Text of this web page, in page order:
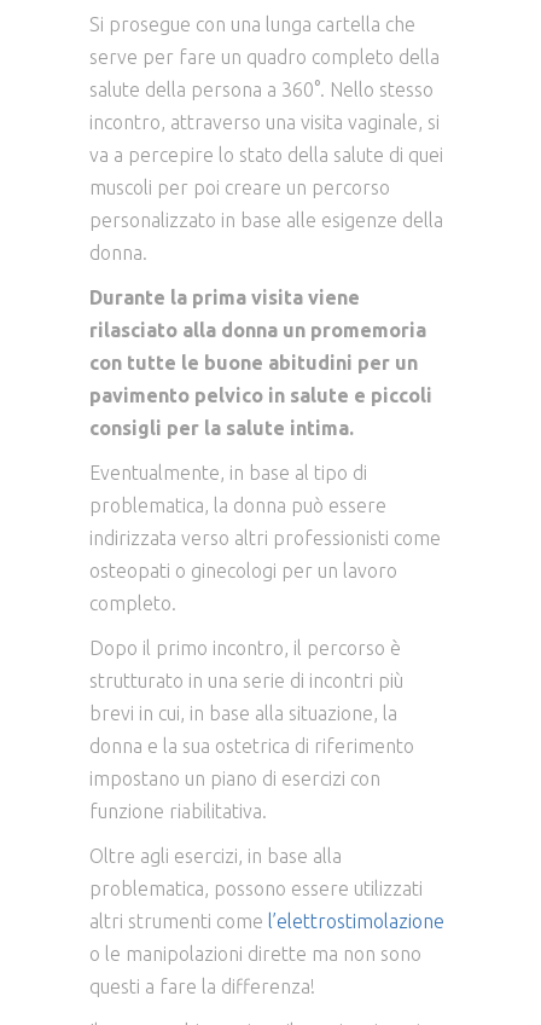
Si prosegue con una lunga cartella che
serve per fare un quadro completo della
salute della persona a 360°. Nello stesso
incontro, attraverso una visita vaginale, si
va a percepire lo stato della salute di quei
muscoli per poi creare un percorso
personalizzato in base alle esigenze della
donna.
Durante la prima visita viene
rilasciato alla donna un promemoria
con tutte le buone abitudini per un
pavimento pelvico in salute e piccoli
consigli per la salute intima.
Eventualmente, in base al tipo di
problematica, la donna può essere
indirizzata verso altri professionisti come
osteopati o ginecologi per un lavoro
completo.
Dopo il primo incontro, il percorso è
strutturato in una serie di incontri più
brevi in cui, in base alla situazione, la
donna e la sua ostetrica di riferimento
impostano un piano di esercizi con
funzione riabilitativa.
Oltre agli esercizi, in base alla
problematica, possono essere utilizzati
altri strumenti come l’elettrostimolazione
o le manipolazioni dirette ma non sono
questi a fare la differenza!